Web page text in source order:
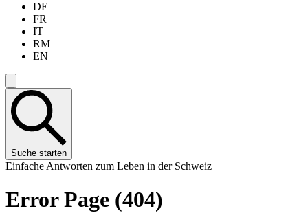
DE
FR
IT
RM
EN
Suche starten
Einfache Antworten zum Leben in der Schweiz
Error Page (404)